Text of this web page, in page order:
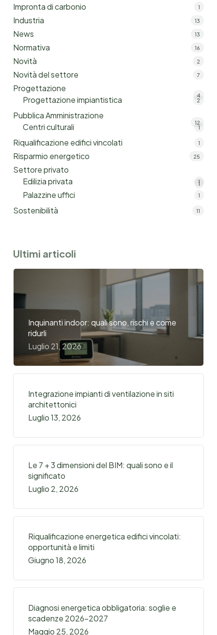
Impronta di carbonio 1
Industria 13
News 13
Normativa 16
Novità 2
Novità del settore 7
Progettazione
4
Progettazione impiantistica 2
Pubblica Amministrazione
12
Centri culturali 1
Riqualificazione edifici vincolati 1
Risparmio energetico 25
Settore privato
1
Edilizia privata 1
Palazzine uffici 1
Sostenibilità 11
Ultimi articoli
Inquinanti indoor: quali sono, rischi e come
ridurli
Luglio 21, 2026
Integrazione impianti di ventilazione in siti
architettonici
Luglio 13, 2026
Le 7 + 3 dimensioni del BIM: quali sono e il
significato
Luglio 2, 2026
Riqualificazione energetica edifici vincolati:
opportunità e limiti
Giugno 18, 2026
Diagnosi energetica obbligatoria: soglie e
scadenze 2026-2027
Maggio 25, 2026